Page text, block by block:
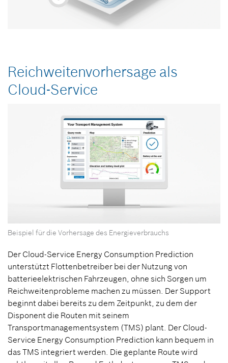
Reichweitenvorhersage als
Cloud-Service
Beispiel für die Vorhersage des Energieverbrauchs
Der Cloud-Service Energy Consumption Prediction
unterstützt Flottenbetreiber bei der Nutzung von
batterieelektrischen Fahrzeugen, ohne sich Sorgen um
Reichweitenprobleme machen zu müssen. Der Support
beginnt dabei bereits zu dem Zeitpunkt, zu dem der
Disponent die Routen mit seinem
Transportmanagementsystem (TMS) plant. Der Cloud-
Service Energy Consumption Prediction kann bequem in
das TMS integriert werden. Die geplante Route wird